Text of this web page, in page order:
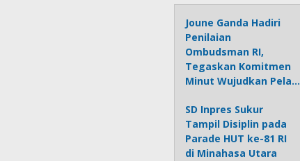
Joune Ganda Hadiri
Penilaian
Ombudsman RI,
Tegaskan Komitmen
Minut Wujudkan Pela…
SD Inpres Sukur
Tampil Disiplin pada
Parade HUT ke-81 RI
di Minahasa Utara